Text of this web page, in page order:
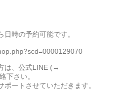
時の予約可能です。
は、公式LINE (→
下さい。
ートさせていただきます。